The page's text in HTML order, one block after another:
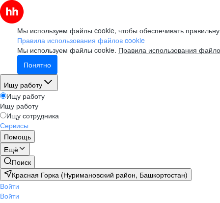
Мы используем файлы cookie, чтобы обеспечивать
Правила использования файлов cookie
Мы используем файлы cookie. Правила использования
Понятно
Ищу работу
Ищу работу
Ищу работу
Ищу сотрудника
Сервисы
Помощь
Ещё
Поиск
Красная Горка (Нуримановский район, Башкортостан)
Войти
Войти